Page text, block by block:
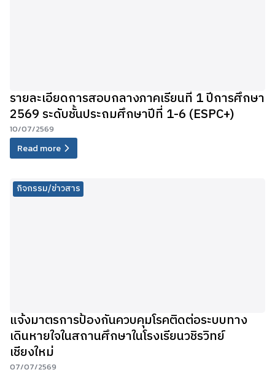
รายละเอียดการสอบกลางภาคเรียนที่ 1 ปีการศึกษา
2569 ระดับชั้นประถมศึกษาปีที่ 1-6 (ESPC+)
10/07/2569
Read more
กิจกรรม/ข่าวสาร
แจ้งมาตรการป้องกันควบคุมโรคติดต่อระบบทาง
เดินหายใจในสถานศึกษาในโรงเรียนวชิรวิทย์
เชียงใหม่
07/07/2569